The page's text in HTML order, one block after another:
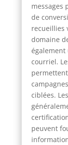
messages
de
recueillies
domaine
également
courriel.
ciblées.
peuvent